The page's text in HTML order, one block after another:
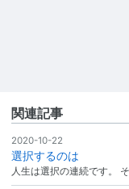
関連記事
2020-10-22
選択するのは
人生は選択の連続です。